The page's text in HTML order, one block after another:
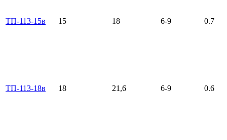
ТП-113-15в 15 18 6-9 0.7
ТП-113-18в 18 21,6 6-9 0.6